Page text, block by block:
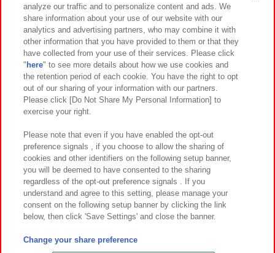
イベント・キャンペーン
関連会社 サステナビリティ サイトポリシー
プライバシーポリシー ウェブアクセシビリティ方針と検証結果
お取引先さまとともに
カスタマーハラスメント対応方針 よくあるご質問・お問い合わせ
©Bandai Namco Amusement Inc.
©Bandai Namco Amusement Lab Inc.
analyze our traffic and to personalize content and ads. We
share information about your use of our website with our
analytics and advertising partners, who may combine it with
other information that you have provided to them or that they
have collected from your use of their services. Please click
" here" to see more details about how we use cookies and
the retention period of each cookie. You have the right to opt
out of our sharing of your information with our partners.
Please click [Do Not Share My Personal Information] to
exercise your right.
Please note that even if you have enabled the opt-out
preference signals , if you choose to allow the sharing of
cookies and other identifiers on the following setup banner,
you will be deemed to have consented to the sharing
regardless of the opt-out preference signals . If you
understand and agree to this setting, please manage your
consent on the following setup banner by clicking the link
below, then click 'Save Settings' and close the banner.
Change your share preference